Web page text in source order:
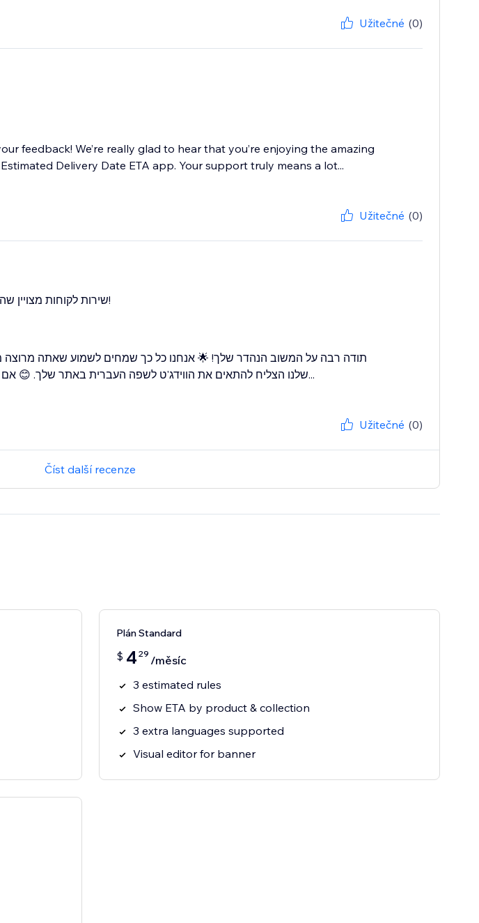
Užitečné (0)
feedback! We’re really glad to hear that you’re enjoying the amazing
Delivery Date ETA app. Your support truly means a lot...
Užitečné (0)
שירות לקוחות מצויין שהתאים לי את הווידג'ט לשפה העברית באתר!
תודה רבה על המשוב הנהדר שלך! 🌟 אנחנו כל כך שמחים לשמוע שאתה מרוצה
שלנו הצליח להתאים את הווידג'ט לשפה העברית באתר שלך. 😊 אם תצטרך עזרה נוספת, אנחנו כאן...
Užitečné (0)
Číst další recenze
Plán Standard
$ 4 29 /měsíc
3 estimated rules
Show ETA by product & collection
3 extra languages supported
Visual editor for banner